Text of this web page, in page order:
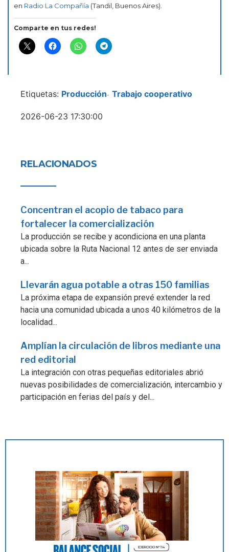
en Radio La Compañía (Tandil, Buenos Aires).
Comparte en tus redes!
Etiquetas: Producción- Trabajo cooperativo
2026-06-23 17:30:00
RELACIONADOS
Concentran el acopio de tabaco para
fortalecer la comercialización
La producción se recibe y acondiciona en una planta
ubicada sobre la Ruta Nacional 12 antes de ser enviada
a...
Llevarán agua potable a otras 150 familias
La próxima etapa de expansión prevé extender la red
hacia una comunidad ubicada a unos 40 kilómetros de la
localidad...
Amplían la circulación de libros mediante una
red editorial
La integración con otras pequeñas editoriales abrió
nuevas posibilidades de comercialización, intercambio y
participación en ferias del país y del...